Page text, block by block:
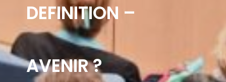
DEFINITION –
AVENIR ?